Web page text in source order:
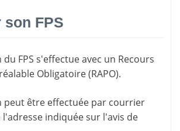
son FPS
FPS s'effectue avec un Recours
Obligatoire (RAPO).
peut être effectuée par courrier
indiquée sur l'avis de